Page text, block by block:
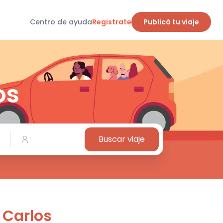
Centro de ayudaRegistrate Publicá tu viaje
Buscar viaje